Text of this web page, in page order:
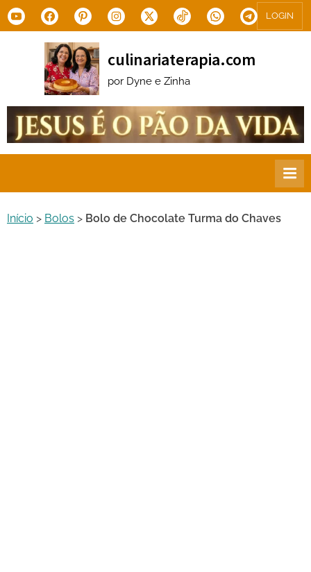
Skip
to
YoutubeFacebookPinterestInstagram
X.com Tiktok WhatsAppTelegram
LOGIN
culinariaterapia.com
por Dyne e Zinha
Início > Bolos > Bolo de Chocolate Turma do Chaves